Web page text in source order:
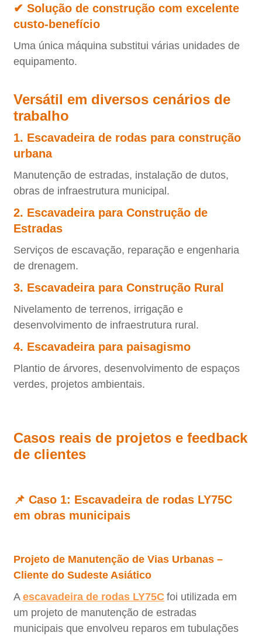
✔ Solução de construção com excelente
custo-benefício
Uma única máquina substitui várias unidades de
equipamento.
Versátil em diversos cenários de
trabalho
1. Escavadeira de rodas para construção
urbana
Manutenção de estradas, instalação de dutos,
obras de infraestrutura municipal.
2. Escavadeira para Construção de
Estradas
Serviços de escavação, reparação e engenharia
de drenagem.
3. Escavadeira para Construção Rural
Nivelamento de terrenos, irrigação e
desenvolvimento de infraestrutura rural.
4. Escavadeira para paisagismo
Plantio de árvores, desenvolvimento de espaços
verdes, projetos ambientais.
Casos reais de projetos e feedback
de clientes
📌 Caso 1: Escavadeira de rodas LY75C
em obras municipais
Projeto de Manutenção de Vias Urbanas –
Cliente do Sudeste Asiático
A escavadeira de rodas LY75C foi utilizada em
um projeto de manutenção de estradas
municipais que envolveu reparos em tubulações